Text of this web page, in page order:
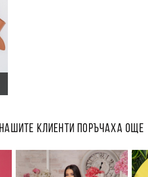
НАШИТЕ КЛИЕНТИ ПОРЪЧАХА ОЩЕ